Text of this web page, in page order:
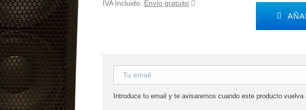
IVA Incluido. Envío gratuito
Introduce tu email y te avisaremos cuando este producto vuelva